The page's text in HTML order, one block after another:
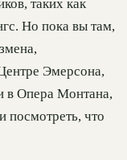
таких как
Но пока вы там,
Эмерсона,
в Опера Монтана,
посмотреть, что